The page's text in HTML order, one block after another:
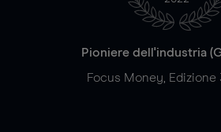
Pioniere dell'industria
Focus Money,